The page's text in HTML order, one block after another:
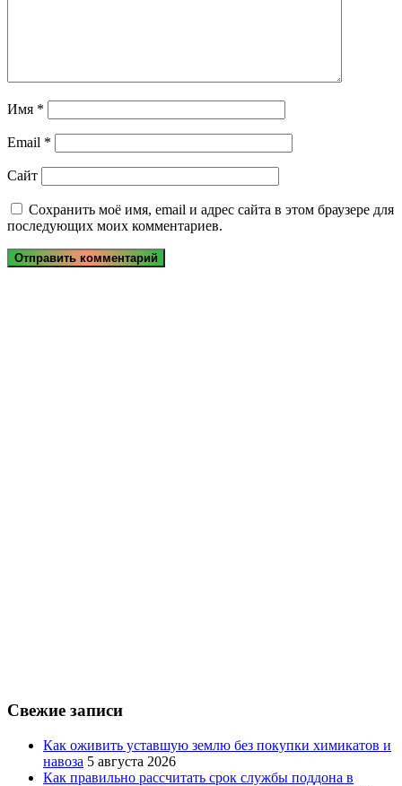
Имя *
Email *
Сайт
Сохранить моё имя, email и адрес сайта в этом браузере для
последующих моих комментариев.
Свежие записи
Как оживить уставшую землю без покупки химикатов и
навоза 5 августа 2026
Как правильно рассчитать срок службы поддона в